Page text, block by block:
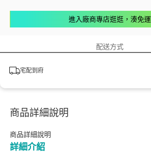
進入廠商專店逛逛，湊免運
配送方式
宅配到府
商品詳細說明
商品詳細說明
詳細介紹